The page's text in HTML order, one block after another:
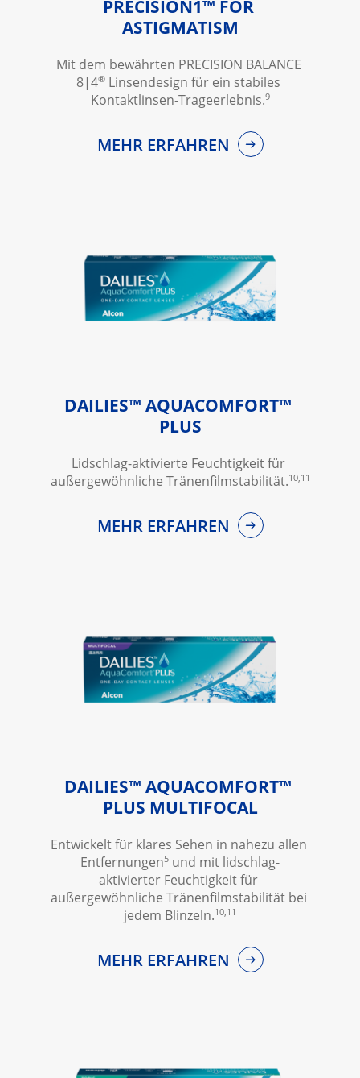
PRECISION1™ FOR
ASTIGMATISM
Mit dem bewährten PRECISION BALANCE
8|4® Linsendesign für ein stabiles
Kontaktlinsen-Trageerlebnis.9
MEHR ERFAHREN
DAILIES™ AQUACOMFORT™
PLUS
Lidschlag-aktivierte Feuchtigkeit für
außergewöhnliche Tränenfilmstabilität.10,11
MEHR ERFAHREN
DAILIES™ AQUACOMFORT™
PLUS MULTIFOCAL
Entwickelt für klares Sehen in nahezu allen
Entfernungen5 und mit lidschlag-
aktivierter Feuchtigkeit für
außergewöhnliche Tränenfilmstabilität bei
jedem Blinzeln.10,11
MEHR ERFAHREN